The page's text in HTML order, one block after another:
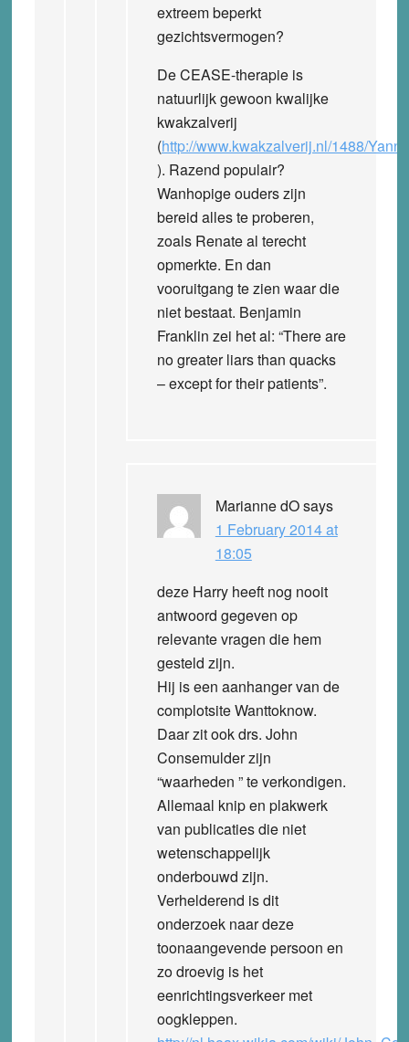
extreem beperkt
gezichtsvermogen?
De CEASE-therapie is
natuurlijk gewoon kwalijke
kwakzalverij
(http://www.kwakzalverij.nl/1488/
). Razend populair?
Wanhopige ouders zijn
bereid alles te proberen,
zoals Renate al terecht
opmerkte. En dan
vooruitgang te zien waar die
niet bestaat. Benjamin
Franklin zei het al: “There are
no greater liars than quacks
– except for their patients”.
Marianne dOsays
1 February 2014 at
18:05
deze Harry heeft nog nooit
antwoord gegeven op
relevante vragen die hem
gesteld zijn.
Hij is een aanhanger van de
complotsite Wanttoknow.
Daar zit ook drs. John
Consemulder zijn
“waarheden ” te verkondigen.
Allemaal knip en plakwerk
van publicaties die niet
wetenschappelijk
onderbouwd zijn.
Verhelderend is dit
onderzoek naar deze
toonaangevende persoon en
zo droevig is het
eenrichtingsverkeer met
oogkleppen.